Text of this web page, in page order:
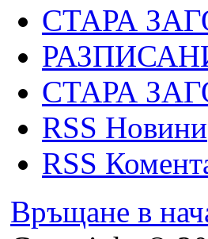
СТАРА
СТАРА
RSS Новини
RSS
Връщане в